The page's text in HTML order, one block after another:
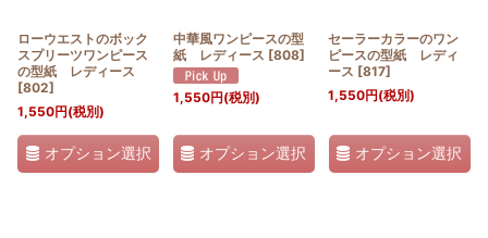
ローウエストのボック
スプリーツワンピース
の型紙 レディース
[802]
1,550円(税別)
オプション選択
中華風ワンピースの型
紙 レディース [808]
1,550円(税別)
オプション選択
セーラーカラーのワン
ピースの型紙 レディ
ース [817]
1,550円(税別)
オプション選択